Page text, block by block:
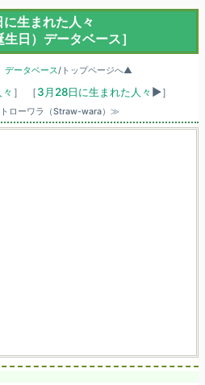
生まれた人々
生日）データベース］
データベース/トップページへ▲
］ ［3月28日に生まれた人々 ▶］
ローワラ（Straw-wara）≫